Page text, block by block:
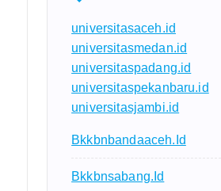
universitasaceh.id
universitasmedan.id
universitaspadang.id
universitaspekanbaru.id
universitasjambi.id
Bkkbnbandaaceh.id
Bkkbnsabang.id